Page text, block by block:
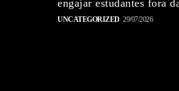
engajar estudantes fora
UNCATEGORIZED 29/07/2026